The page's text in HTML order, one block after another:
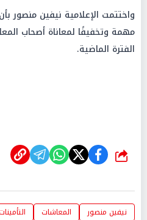
واختتمت الإعلامية نيفين منصور
مهمة وتخفيفًا لمعاناة أصحاب
الفترة الماضية.
شارك
نيفين منصور المعاشات التأمينات